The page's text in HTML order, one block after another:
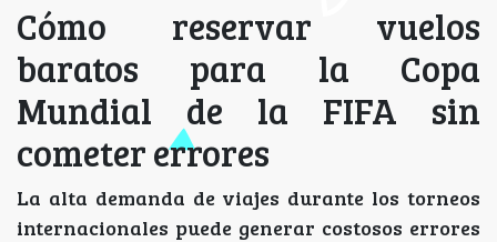
Cómo reservar vuelos
baratos para la Copa
Mundial de la FIFA sin
cometer errores
La alta demanda de viajes durante los torneos
internacionales puede generar costosos errores